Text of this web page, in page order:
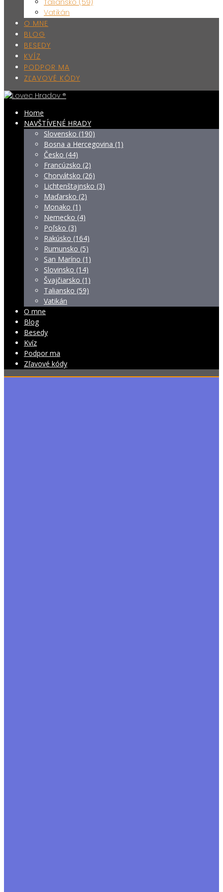
Taliansko (59)
Vatikán
O MNE
BLOG
BESEDY
KVÍZ
PODPOR MA
ZĽAVOVÉ KÓDY
Home
NAVŠTÍVENÉ HRADY
Slovensko (190)
Bosna a Hercegovina (1)
Česko (44)
Francúzsko (2)
Chorvátsko (26)
Lichtenštajnsko (3)
Maďarsko (2)
Monako (1)
Nemecko (4)
Poľsko (3)
Rakúsko (164)
Rumunsko (5)
San Maríno (1)
Slovinsko (14)
Švajčiarsko (1)
Taliansko (59)
Vatikán
O mne
Blog
Besedy
Kvíz
Podpor ma
Zľavové kódy